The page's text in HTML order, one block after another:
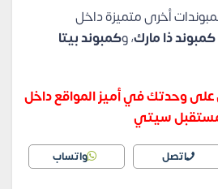
أخرى متميزة داخل
كمبوند ذا مارك، وكمبوند بيتا
وحدتك في أميز المواقع داخل
سيتي
اتصل واتساب